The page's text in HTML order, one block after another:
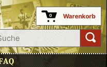
0 Warenkorb